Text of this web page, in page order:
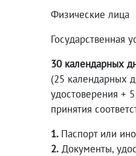
Физические лица
Государственная
30 календарных
(25 календарных
удостоверения +
принятия
1. Паспорт или
2. Документы,